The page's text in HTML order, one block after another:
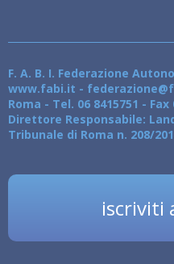
F. A. B. I. Federazione
www.fabi.it -
Roma - Tel. 06 8415751 - Fax
Direttore Responsabile:
Tribunale di Roma n. 208/
iscriviti